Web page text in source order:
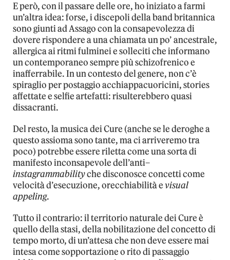
E però, con il passare delle ore, ho iniziato a farmi
un’altra idea: forse, i discepoli della band britannica
sono giunti ad Assago con la consapevolezza di
dovere rispondere a una chiamata un po’ ancestrale,
allergica ai ritmi fulminei e solleciti che informano
un contemporaneo sempre più schizofrenico e
inafferrabile. In un contesto del genere, non c’è
spiraglio per postaggio acchiappacuoricini, stories
affettate e selfie artefatti: risulterebbero quasi
dissacranti.
Del resto, la musica dei Cure (anche se le deroghe a
questo assioma sono tante, ma ci arriveremo tra
poco) potrebbe essere riletta come una sorta di
manifesto inconsapevole dell’anti–
instagrammabilityche disconosce concetti come
velocità d’esecuzione, orecchiabilità evisual
appeling.
Tutto il contrario: il territorio naturale dei Cure è
quello della stasi, della nobilitazione del concetto di
tempo morto, di un’attesa che non deve essere mai
intesa come sopportazione o rito di passaggio